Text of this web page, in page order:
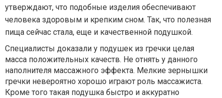
утверждают, что подобные изделия обеспечивают
человека здоровым и крепким сном. Так, что полезная
пища сейчас стала, еще и качественной подушкой.
Специалисты доказали у подушек из гречки целая
масса положительных качеств. Не отнять у данного
наполнителя массажного эффекта. Мелкие зернышки
гречки невероятно хорошо играют роль массажиста.
Кроме того такая подушка быстро и аккуратно